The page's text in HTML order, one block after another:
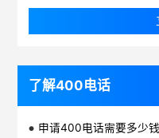
了解400电话